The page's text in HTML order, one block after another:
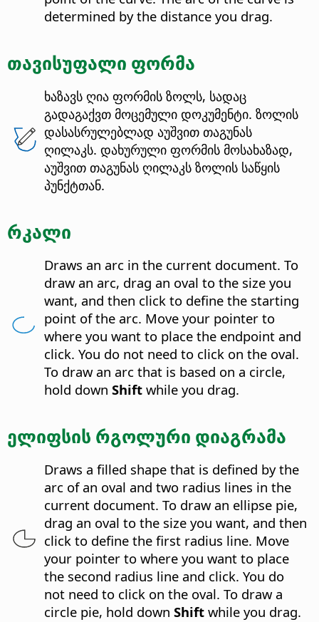
determined by the distance you drag.
თავისუფალი ფორმა
ხაზავს ღია ფორმის ზოლს, სადაც
გადაგაქვთ მოცემული დოკუმენტი. ზოლის
დასასრულებლად აუშვით თაგუნას
ღილაკს. დახურული ფორმის მოსახაზად,
აუშვით თაგუნას ღილაკს ზოლის საწყის
პუნქტთან.
რკალი
Draws an arc in the current document. To
draw an arc, drag an oval to the size you
want, and then click to define the starting
point of the arc. Move your pointer to
where you want to place the endpoint and
click. You do not need to click on the oval.
To draw an arc that is based on a circle,
hold downShift while you drag.
ელიფსის რგოლური დიაგრამა
Draws a filled shape that is defined by the
arc of an oval and two radius lines in the
current document. To draw an ellipse pie,
drag an oval to the size you want, and then
click to define the first radius line. Move
your pointer to where you want to place
the second radius line and click. You do
not need to click on the oval. To draw a
circle pie, hold downShift while you drag.